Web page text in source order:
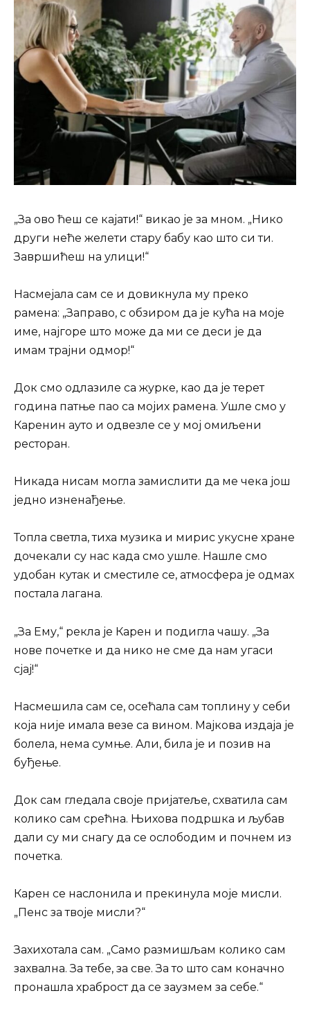
„За ово ћеш се кајати!“ викао је за мном. „Нико
други неће желети стару бабу као што си ти.
Завршићеш на улици!“
Насмејала сам се и довикнула му преко
рамена: „Заправо, с обзиром да је кућа на моје
име, најгоре што може да ми се деси је да
имам трајни одмор!“
Док смо одлазиле са журке, као да је терет
година патње пао са мојих рамена. Ушле смо у
Каренин ауто и одвезле се у мој омиљени
ресторан.
Никада нисам могла замислити да ме чека још
једно изненађење.
Топла светла, тиха музика и мирис укусне хране
дочекали су нас када смо ушле. Нашле смо
удобан кутак и сместиле се, атмосфера је одмах
постала лагана.
„За Ему,“ рекла је Карен и подигла чашу. „За
нове почетке и да нико не сме да нам угаси
сјај!“
Насмешила сам се, осећала сам топлину у себи
која није имала везе са вином. Мајкова издаја је
болела, нема сумње. Али, била је и позив на
буђење.
Док сам гледала своје пријатеље, схватила сам
колико сам срећна. Њихова подршка и љубав
дали су ми снагу да се ослободим и почнем из
почетка.
Карен се наслонила и прекинула моје мисли.
„Пенс за твоје мисли?“
Захихотала сам. „Само размишљам колико сам
захвална. За тебе, за све. За то што сам коначно
пронашла храброст да се заузмем за себе.“